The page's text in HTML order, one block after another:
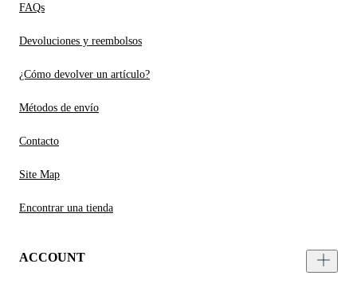
FAQs
Devoluciones y reembolsos
¿Cómo devolver un artículo?
Métodos de envío
Contacto
Site Map
Encontrar una tienda
ACCOUNT